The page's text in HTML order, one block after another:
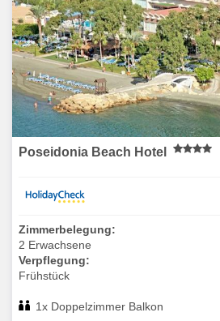
Poseidonia Beach Hotel
Zimmerbelegung:
2 Erwachsene
Verpflegung:
Frühstück
1x Doppelzimmer Balkon